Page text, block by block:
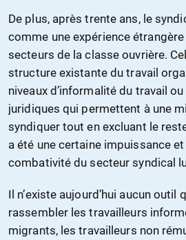
De plus, après trente ans, le
comme une expérience
secteurs de la classe ouvrière.
structure existante du travail
niveaux d’informalité du travail
juridiques qui permettent à une
syndiquer tout en excluant le
a été une certaine impuissance
combativité du secteur syndical
Il n’existe aujourd’hui aucun outil
rassembler les travailleurs
migrants, les travailleurs non